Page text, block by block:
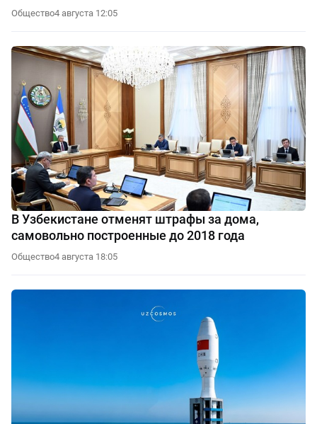
Общество4 августа 12:05
В Узбекистане отменят штрафы за дома,
самовольно построенные до 2018 года
Общество4 августа 18:05